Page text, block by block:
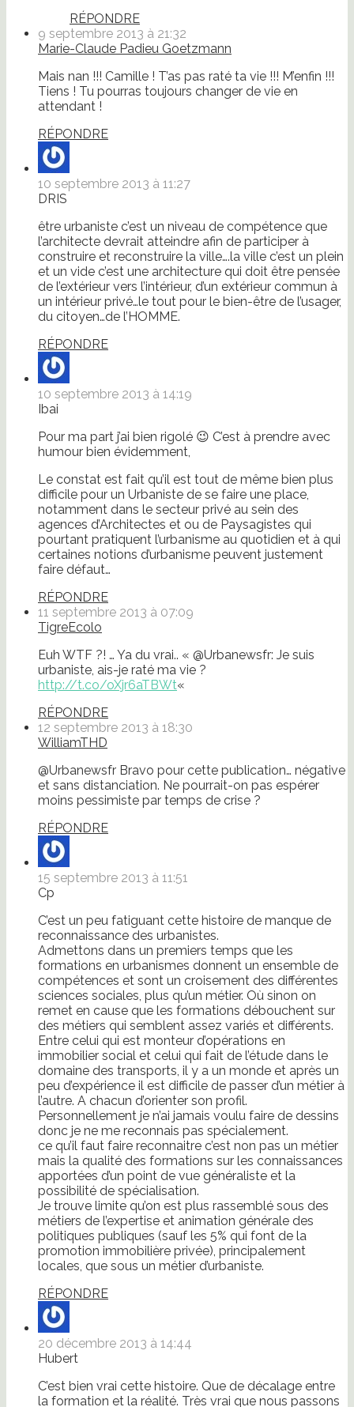
RÉPONDRE
9 septembre 2013 à 21:32
Marie-Claude Padieu Goetzmann
Mais nan !!! Camille ! T’as pas raté ta vie !!! M’enfin !!!
Tiens ! Tu pourras toujours changer de vie en
attendant !
RÉPONDRE
10 septembre 2013 à 11:27
DRIS
être urbaniste c’est un niveau de compétence que
l’architecte devrait atteindre afin de participer à
construire et reconstruire la ville….la ville c’est un plein
et un vide c’est une architecture qui doit être pensée
de l’extérieur vers l’intérieur, d’un extérieur commun à
un intérieur privé…le tout pour le bien-être de l’usager,
du citoyen…de l’HOMME.
RÉPONDRE
10 septembre 2013 à 14:19
Ibai
Pour ma part j’ai bien rigolé 😉 C’est à prendre avec
humour bien évidemment,
Le constat est fait qu’il est tout de même bien plus
difficile pour un Urbaniste de se faire une place,
notamment dans le secteur privé au sein des
agences d’Architectes et ou de Paysagistes qui
pourtant pratiquent l’urbanisme au quotidien et à qui
certaines notions d’urbanisme peuvent justement
faire défaut…
RÉPONDRE
11 septembre 2013 à 07:09
TigreEcolo
Euh WTF ?! … Ya du vrai.. « @Urbanewsfr: Je suis
urbaniste, ais-je raté ma vie ?
http://t.co/oXjr6aTBWt«
RÉPONDRE
12 septembre 2013 à 18:30
WilliamTHD
@Urbanewsfr Bravo pour cette publication… négative
et sans distanciation. Ne pourrait-on pas espérer
moins pessimiste par temps de crise ?
RÉPONDRE
15 septembre 2013 à 11:51
Cp
C’est un peu fatiguant cette histoire de manque de
reconnaissance des urbanistes.
Admettons dans un premiers temps que les
formations en urbanismes donnent un ensemble de
compétences et sont un croisement des différentes
sciences sociales, plus qu’un métier. Où sinon on
remet en cause que les formations débouchent sur
des métiers qui semblent assez variés et différents.
Entre celui qui est monteur d’opérations en
immobilier social et celui qui fait de l’étude dans le
domaine des transports, il y a un monde et après un
peu d’expérience il est difficile de passer d’un métier à
l’autre. A chacun d’orienter son profil.
Personnellement je n’ai jamais voulu faire de dessins
donc je ne me reconnais pas spécialement.
ce qu’il faut faire reconnaitre c’est non pas un métier
mais la qualité des formations sur les connaissances
apportées d’un point de vue généraliste et la
possibilité de spécialisation.
Je trouve limite qu’on est plus rassemblé sous des
métiers de l’expertise et animation générale des
politiques publiques (sauf les 5% qui font de la
promotion immobilière privée), principalement
locales, que sous un métier d’urbaniste.
RÉPONDRE
20 décembre 2013 à 14:44
Hubert
C’est bien vrai cette histoire. Que de décalage entre
la formation et la réalité. Très vrai que nous passons